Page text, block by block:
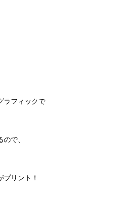
ラフィックで
で、
リント！